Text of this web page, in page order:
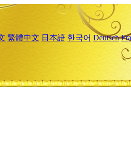
繁體中文 日本語 한국어 Deutsch